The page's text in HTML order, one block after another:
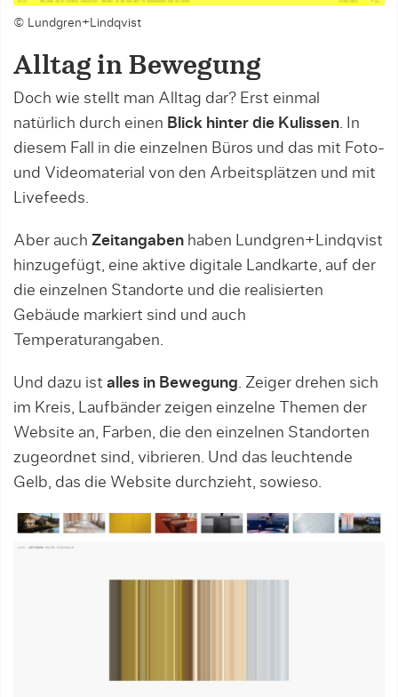
© Lundgren+Lindqvist
Alltag in Bewegung
Doch wie stellt man Alltag dar? Erst einmal
natürlich durch einen Blick hinter die Kulissen. In
diesem Fall in die einzelnen Büros und das mit Foto-
und Videomaterial von den Arbeitsplätzen und mit
Livefeeds.
Aber auch Zeitangaben haben Lundgren+Lindqvist
hinzugefügt, eine aktive digitale Landkarte, auf der
die einzelnen Standorte und die realisierten
Gebäude markiert sind und auch
Temperaturangaben.
Und dazu ist alles in Bewegung. Zeiger drehen sich
im Kreis, Laufbänder zeigen einzelne Themen der
Website an, Farben, die den einzelnen Standorten
zugeordnet sind, vibrieren. Und das leuchtende
Gelb, das die Website durchzieht, sowieso.